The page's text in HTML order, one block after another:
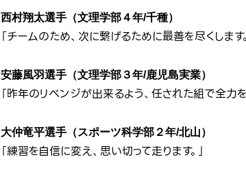
西村翔太選手（文理学部４年/千種）
「チームのため、次に繋げるために最善を尽くします
安藤風羽選手（文理学部３年/鹿児島実業）
「昨年のリベンジが出来るよう、任された組で全力を
大仲竜平選手（スポーツ科学部２年/北山）
「練習を自信に変え、思い切って走ります。」